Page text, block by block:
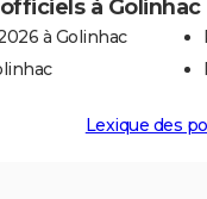
à Golinhac
à Golinhac
Lexique des